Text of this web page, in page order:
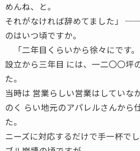
めんね、と。
それがなければ辞めてました」
のはいつ頃ですか。
「二年目くらいから徐々にです。
設立から三年目 には、一二〇〇坪
た。
当時は 営業らしい営業はしていな
のく らい地元のアパレルさんから
た。
ニーズに対応するだけで手一杯で